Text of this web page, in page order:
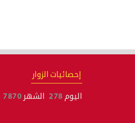
إحصائيات الزوار
اليوم 278 الشهر 7870